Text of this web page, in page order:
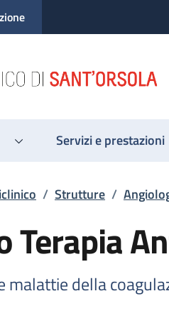
Servizi e prestazioni
di pane
/ Strutture /
Terapia
malattie della